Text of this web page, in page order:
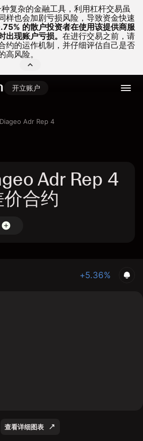
复杂的金融工具，利用杠杆交易虽
样也会加剧亏损风险，导致资金快速
的散户投资者在使用该提供商服
出现账户亏损。 在进行交易之前，请
约的运作机制，并仔细评估自己是否
高风险。
开立账户
Diageo Adr Rep 4
Adr Rep 4
价合约
+5.36%
查看详细图表